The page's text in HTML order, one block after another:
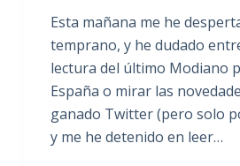
Esta mañana me he
temprano, y he dudado
lectura del último Modiano
España o mirar las
ganado Twitter (pero solo
y me he detenido en leer…